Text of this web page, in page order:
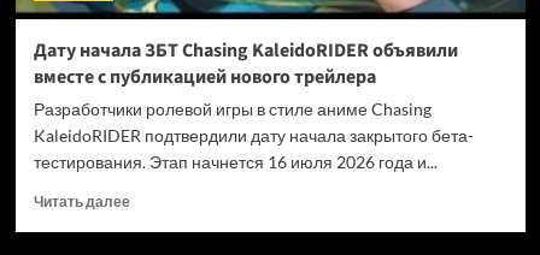
Дату начала ЗБТ Chasing KaleidoRIDER объявили
вместе с публикацией нового трейлера
Разработчики ролевой игры в стиле аниме Chasing
KaleidoRIDER подтвердили дату начала закрытого бета-
тестирования. Этап начнется 16 июля 2026 года и...
Читать далееПрочитать